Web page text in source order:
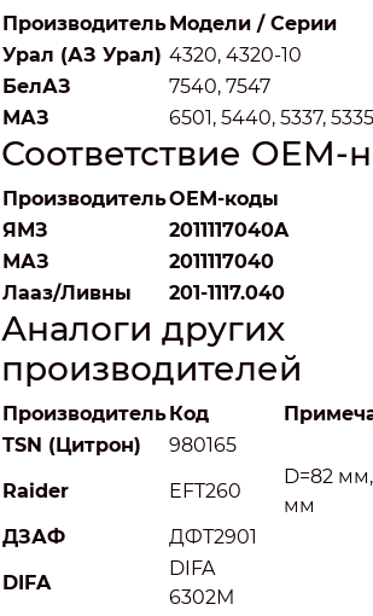
ПроизводительМодели / Серии
Урал (АЗ Урал) 4320, 4320-10
БелАЗ
7540, 7547
МАЗ
6501, 5440, 5337,
Соответствие OEM-
ПроизводительOEM-коды
ЯМЗ
2011117040A
МАЗ
2011117040
Лааз/Ливны
201-1117.040
Аналоги других
производителей
ПроизводительКод
TSN (Цитрон)
980165
Raider
EFT260
D=82
мм
ДЗАФ
ДФТ2901
DIFA
DIFA
6302М